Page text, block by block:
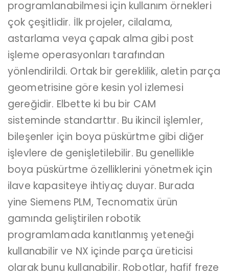
programlanabilmesi için kullanım örnekleri
çok çeşitlidir. İlk projeler, cilalama,
astarlama veya çapak alma gibi post
işleme operasyonları tarafından
yönlendirildi. Ortak bir gereklilik, aletin parça
geometrisine göre kesin yol izlemesi
gereğidir. Elbette ki bu bir CAM
sisteminde standarttır. Bu ikincil işlemler,
bileşenler için boya püskürtme gibi diğer
işlevlere de genişletilebilir. Bu genellikle
boya püskürtme özelliklerini yönetmek için
ilave kapasiteye ihtiyaç duyar. Burada
yine Siemens PLM, Tecnomatix ürün
gamında geliştirilen robotik
programlamada kanıtlanmış yeteneği
kullanabilir ve NX içinde parça üreticisi
olarak bunu kullanabilir. Robotlar, hafif freze